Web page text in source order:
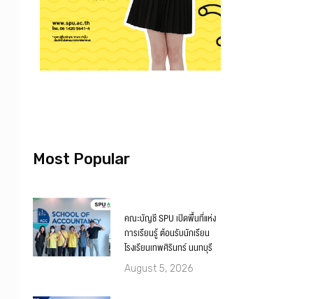
Most Popular
คณะบัญชี SPU เปิดพื้นที่แห่ง
การเรียนรู้ ต้อนรับนักเรียน
โรงเรียนเทพศิรินทร์ นนทบุรี
August 5, 2026